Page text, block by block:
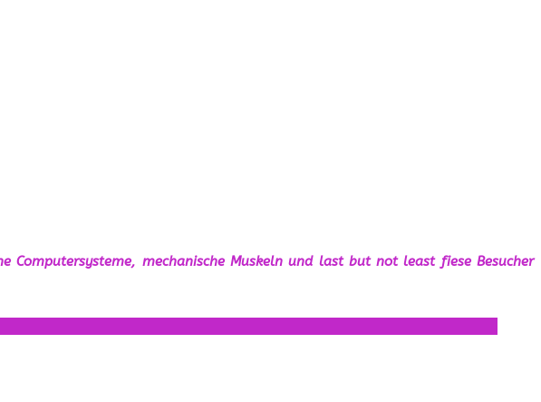
mechanische Muskeln und last but not least fiese Besucher